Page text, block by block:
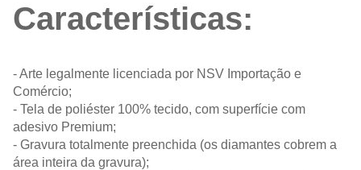
Características:
- Arte legalmente licenciada por NSV Importação e
Comércio;
- Tela de poliéster 100% tecido, com superfície com
adesivo Premium;
- Gravura totalmente preenchida (os diamantes cobrem a
área inteira da gravura);